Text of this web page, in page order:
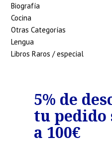
Biografía
Cocina
Otras Categorías
Lengua
Libros Raros / especial
5% de
tu
a 100€